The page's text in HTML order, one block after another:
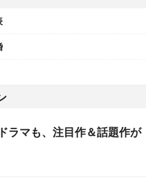
ラマも、注目作＆話題作が